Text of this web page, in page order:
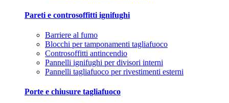
Pareti e controsoffitti ignifughi
Barriere al fumo
Blocchi per tamponamenti tagliafuoco
Controsoffitti antincendio
Pannelli ignifughi per divisori interni
Pannelli tagliafuoco per rivestimenti esterni
Porte e chiusure tagliafuoco